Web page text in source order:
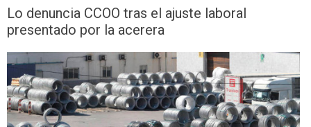
Lo denuncia CCOO tras el ajuste laboral
presentado por la acerera